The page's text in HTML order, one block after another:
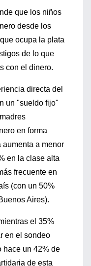
que los niños
desde los
ocupa la plata
de lo que
con el dinero.
directa del
un "sueldo fijo"
en forma
aumenta a menor
en la clase alta
frecuente en
(con un 50%
Aires).
el 35%
en el sondeo
hace un 42% de
de esta